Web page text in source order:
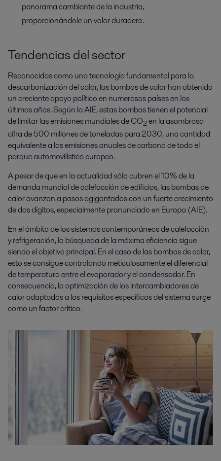
panorama cambiante de la industria,
proporcionándole un valor duradero.
Tendencias del sector
Reconocidas como una tecnología fundamental para la
descarbonización del calor, las bombas de calor han obtenido
un creciente apoyo político en numerosos países en los
últimos años. Según la AIE, estas bombas tienen el potencial
de limitar las emisiones mundiales de CO2en la asombrosa
cifra de 500 millones de toneladas para 2030, una cantidad
equivalente a las emisiones anuales de carbono de todo el
parque automovilístico europeo.
A pesar de que en la actualidad sólo cubren el 10% de la
demanda mundial de calefacción de edificios, las bombas de
calor avanzan a pasos agigantados con un fuerte crecimiento
de dos dígitos, especialmente pronunciado en Europa (AIE).
En el ámbito de los sistemas contemporáneos de calefacción
y refrigeración, la búsqueda de la máxima eficiencia sigue
siendo el objetivo principal. En el caso de las bombas de calor,
esto se consigue controlando meticulosamente el diferencial
de temperatura entre el evaporador y el condensador. En
consecuencia, la optimización de los intercambiadores de
calor adaptados a los requisitos específicos del sistema surge
como un factor crítico.